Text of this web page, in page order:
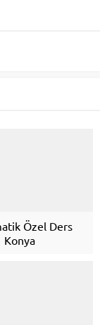
Özel Ders
Konya